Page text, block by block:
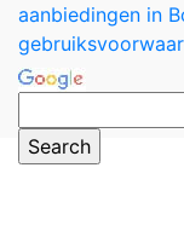
aanbiedingen in